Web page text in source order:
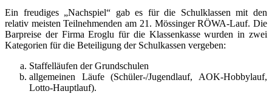
Ein freudiges „Nachspiel“ gab es für die Schulklassen mit den
relativ meisten Teilnehmenden am 21. Mössinger RÖWA-Lauf. Die
Barpreise der Firma Eroglu für die Klassenkasse wurden in zwei
Kategorien für die Beteiligung der Schulkassen vergeben:
Staffelläufen der Grundschulen
allgemeinen Läufe (Schüler-/Jugendlauf, AOK-Hobbylauf,
Lotto-Hauptlauf).